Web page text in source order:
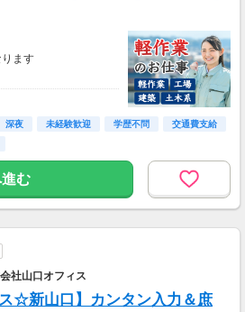
ます
！／
〜
円〜
深夜 未経験歓迎 学歴不問
交通費支給
む
社山口オフィス
☆新山口】カンタン入力＆庶